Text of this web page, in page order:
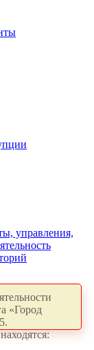
управления,
«Город